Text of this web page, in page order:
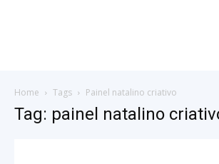
Home Tags Painel natalino criativo
Tag: painel natalino